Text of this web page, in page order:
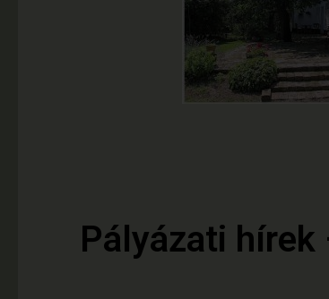
Pályázati hírek